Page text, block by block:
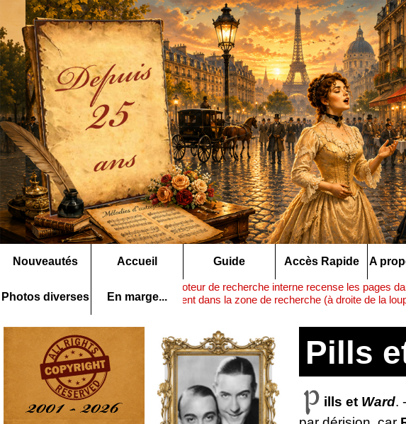
Nouveautés Accueil Guide Accès Rapide A
Photos diverses En marge...
Rechercher ▶
ce moteur de recherche interne recense les pages
nom précédent dans la zone de recherche (à droite de la
Pills
ills et Ward.